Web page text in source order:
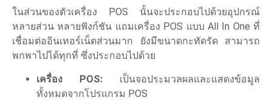
ในส่วนของตัวเครื่อง POS นั้นจะประกอบไปด้วยอุปกรณ์
หลายส่วน หลายฟังก์ชัน แถมเครื่อง POS แบบ All In One ที่
เชื่อมต่ออินเทอร์เน็ตส่วนมาก ยังมีขนาดกะทัดรัด สามารถ
พกพาไปได้ทุกที่ ซึ่งประกอบไปด้วย
เครื่อง POS: เป็นจอประมวลผลและแสดงข้อมูล
ทั้งหมดจากโปรแกรม POS